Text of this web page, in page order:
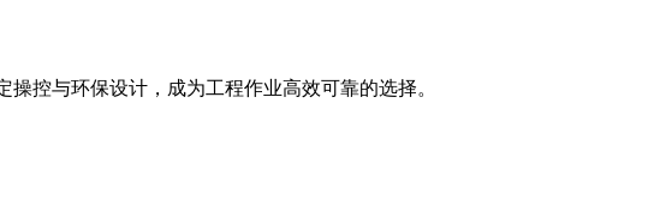
操控与环保设计，成为工程作业高效可靠的选择。